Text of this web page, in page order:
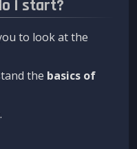
I start?
to look at the
the basics of
.